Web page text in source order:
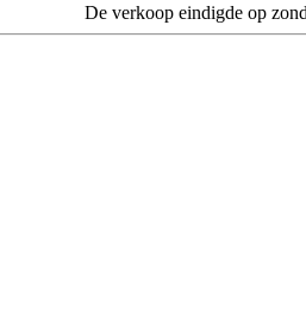
De verkoop eindigde op